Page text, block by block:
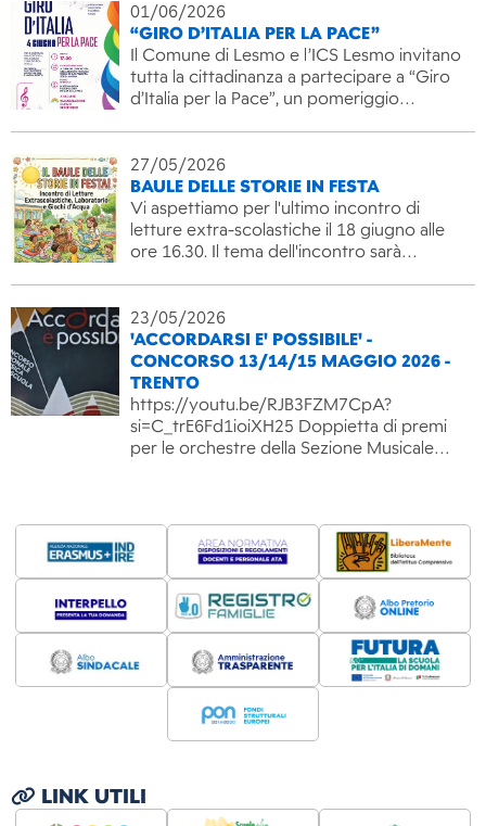
01/06/2026
“GIRO D’ITALIA PER LA PACE”
Il Comune di Lesmo e l’ICS Lesmo invitano
tutta la cittadinanza a partecipare a “Giro
d’Italia per la Pace”, un pomeriggio…
27/05/2026
BAULE DELLE STORIE IN FESTA
Vi aspettiamo per l'ultimo incontro di
letture extra-scolastiche il 18 giugno alle
ore 16.30. Il tema dell'incontro sarà…
23/05/2026
'ACCORDARSI E' POSSIBILE' -
CONCORSO 13/14/15 MAGGIO 2026 -
TRENTO
https://youtu.be/RJB3FZM7CpA?
si=C_trE6Fd1ioiXH25 Doppietta di premi
per le orchestre della Sezione Musicale…
LINK UTILI